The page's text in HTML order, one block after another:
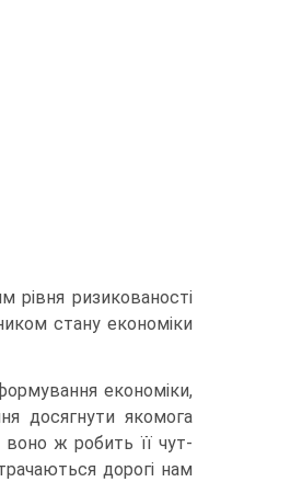
рівня ризикованості
стану економіки
економіки,
досягнути якомога
воно ж робить її чут­
дорогі нам